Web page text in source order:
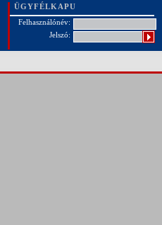
ÜGYFÉLKAPU
Felhasználónév:
Jelszó: